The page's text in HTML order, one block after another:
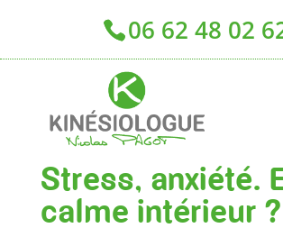
06 62 48 02
Stress, anxiété.
calme intérieur ?